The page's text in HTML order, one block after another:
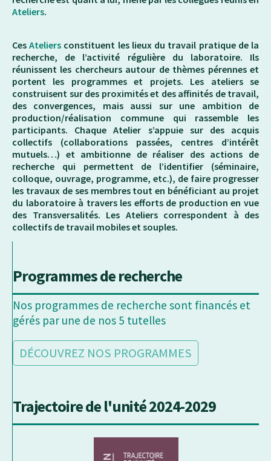
Ateliers.
CesAteliers constituent les lieux du travail pratique de la
recherche, de l’activité régulière du laboratoire. Ils
réunissent les chercheurs autour de thèmes pérennes et
portent les programmes et projets. Les ateliers se
construisent sur des proximités et des affinités de travail,
des convergences, mais aussi sur une ambition de
production/réalisation commune qui rassemble les
participants. Chaque Atelier s’appuie sur des acquis
collectifs (collaborations passées, centres d’intérêt
mutuels…) et ambitionne de réaliser des actions de
recherche qui permettent de l’identifier (séminaire,
colloque, ouvrage, programme, etc.), de faire progresser
les travaux de ses membres tout en bénéficiant au projet
du laboratoire à travers les efforts de production en vue
des Transversalités. Les Ateliers correspondent à des
collectifs de travail mobiles et souples.
Programmes de recherche
Nos programmes de recherche sont financés et
gérés par une de nos 5 tutelles
DÉCOUVREZ NOS PROGRAMMES
Trajectoire de l'unité 2024-2029